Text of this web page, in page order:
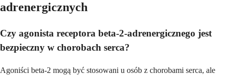
adrenergicznych
Czy agonista receptora beta-2-adrenergicznego jest
bezpieczny w chorobach serca?
Agoniści beta-2 mogą być stosowani u osób z chorobami serca, ale